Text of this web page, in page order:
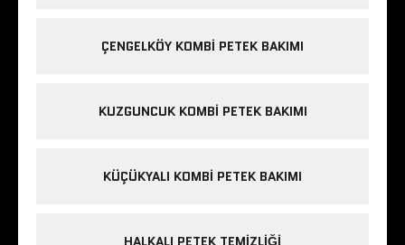
ÇENGELKÖY KOMBI PETEK BAKIMI
KUZGUNCUK KOMBI PETEK BAKIMI
KÜÇÜKYALI KOMBI PETEK BAKIMI
HALKALI PETEK TEMIZLIĞI